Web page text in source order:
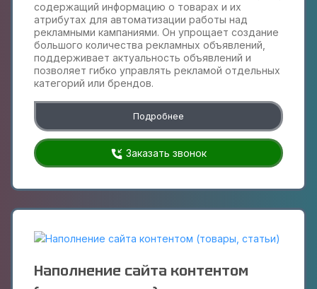
содержащий информацию о товарах и их
атрибутах для автоматизации работы над
рекламными кампаниями. Он упрощает создание
большого количества рекламных объявлений,
поддерживает актуальность объявлений и
позволяет гибко управлять рекламой отдельных
категорий или брендов.
Подробнее
Заказать звонок
Наполнение сайта контентом